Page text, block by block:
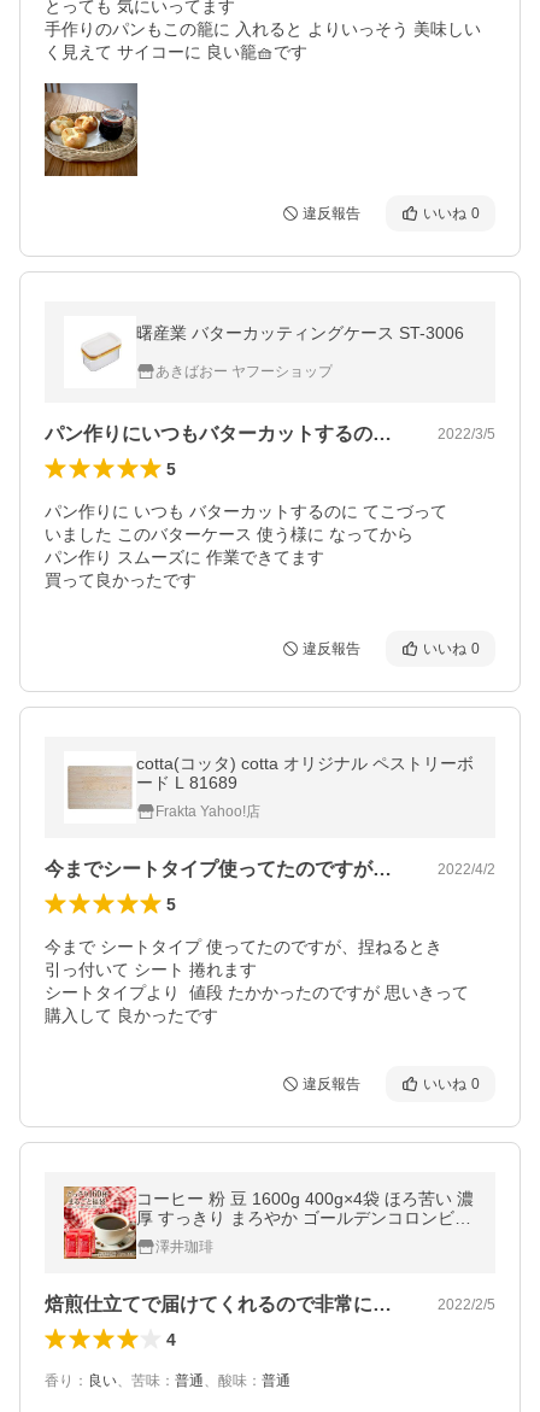
とっても 気にいってます
手作りのパンもこの籠に 入れると よりいっそう 美味しい
く見えて サイコーに 良い籠🧺です
違反報告 いいね 0
曙産業 バターカッティングケース ST-3006
あきばおー ヤフーショップ
パン作りにいつもバターカットするのにて… 2022/3/5
5
パン作りに いつも バターカットするのに てこづって
いました このバターケース 使う様に なってから
パン作り スムーズに 作業できてます
買って良かったです
違反報告 いいね 0
cotta(コッタ) cotta オリジナル ペストリーボ
ード L 81689
Frakta Yahoo!店
今までシートタイプ使ってたのですが、捏… 2022/4/2
5
今まで シートタイプ 使ってたのですが、捏ねるとき
引っ付いて シート 捲れます
シートタイプより  値段 たかかったのですが 思いきって
購入して 良かったです
違反報告 いいね 0
コーヒー 粉 豆 1600g 400g×4袋 ほろ苦い 濃
厚 すっきり まろやか ゴールデンコロンビア
ブラジル ベートヴェン ブレンド 出雲神話 飲
み比べ 【RD】 【TS】
澤井珈琲
焙煎仕立てで届けてくれるので非常に香り… 2022/2/5
4
香り ： 良い、 苦味 ： 普通、 酸味 ： 普通